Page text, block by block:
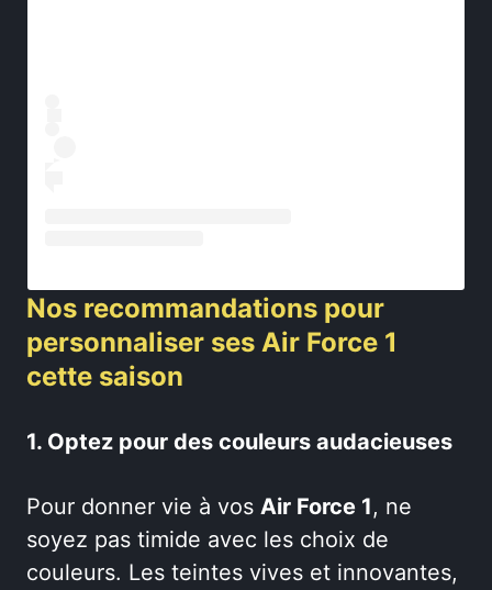
Nos recommandations pour
personnaliser ses Air Force 1
cette saison
1. Optez pour des couleurs audacieuses
Pour donner vie à vos Air Force 1, ne
soyez pas timide avec les choix de
couleurs. Les teintes vives et innovantes,